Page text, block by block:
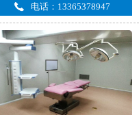
电话：13365378947